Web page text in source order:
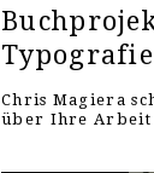
Chris Magiera
über Ihre Arbeit